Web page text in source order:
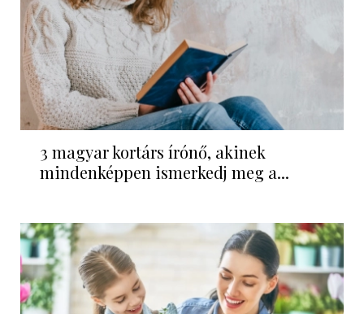
3 magyar kortárs írónő, akinek
mindenképpen ismerkedj meg a...